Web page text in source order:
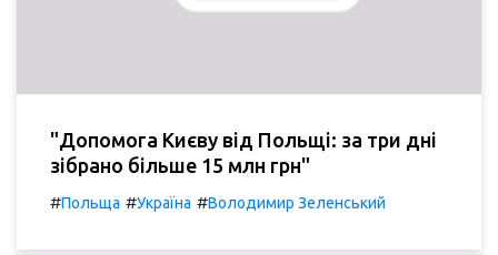
"Допомога Києву від Польщі: за три дні
зібрано більше 15 млн грн"
#Польща #Україна #Володимир Зеленський